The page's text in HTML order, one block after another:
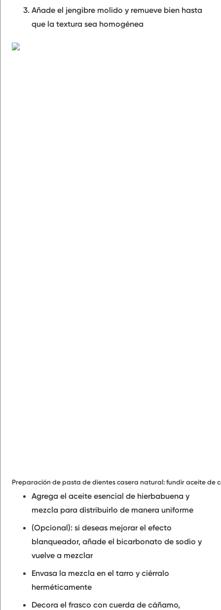
Añade el jengibre molido y remueve bien hasta
que la textura sea homogénea
Preparación de pasta de dientes casera natural: fundir aceite de
Agrega el aceite esencial de hierbabuena y
mezcla para distribuirlo de manera uniforme
(Opcional): si deseas mejorar el efecto
blanqueador, añade el bicarbonato de sodio y
vuelve a mezclar
Envasa la mezcla en el tarro y ciérralo
herméticamente
Decora el frasco con cuerda de cáñamo,